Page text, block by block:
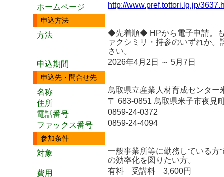
ホームページ
http://www.pref.tottori.lg.jp/
申込方法
方法
◆先着順◆ HPから電子申請。
ァクシミリ・持参のいずれか
さい。
申込期間
2026年4月2日 ～ 5月7日
申込先・問合せ先
名称
鳥取県立産業人材育成センター
住所
〒 683-0851 鳥取県米子市夜見
電話番号
0859-24-0372
ファックス番号
0859-24-4094
参加条件
対象
一般事業所等に勤務している方
の効率化を図りたい方。
費用
有料
受講料 3,600円